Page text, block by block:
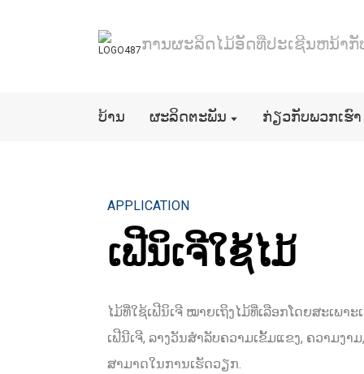
ການຜະລິດໄມ້ອັດທີ່ປະເຊີນຫນ້າກັ
ບ້ານ ຜະລິດຕະພັນ ກ່ຽວກັບພວກເຮົາ
APPLICATION
ເຟີນິເຈີໃຊ້ໄມ້
ໄມ້ທີ່ໃຊ້ເຟີນິເຈີ ໝາຍເຖິງໄມ້ທີ່ເລືອກໂດຍສະເພາະ
ເຟີນີເຈີ, ລາງວັນສໍາລັບຄວາມເຂັ້ມແຂງ, ຄວາມງາ
ສາມາດໃນການເຮັດວຽກ.